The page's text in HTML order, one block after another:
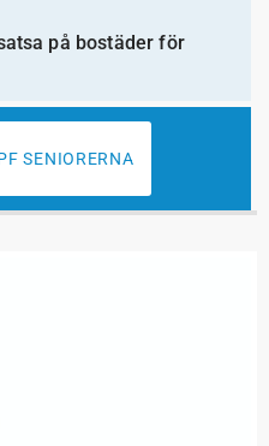
på bostäder för
SENIORERNA